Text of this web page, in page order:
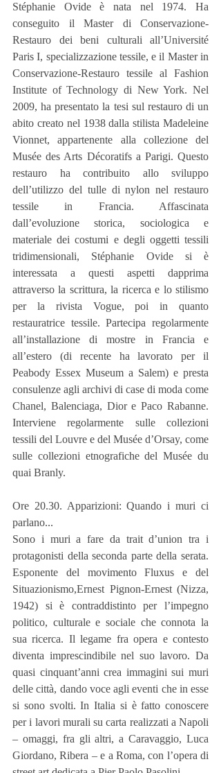
Stéphanie Ovide è nata nel 1974. Ha
conseguito il Master di Conservazione-
Restauro dei beni culturali all’Université
Paris I, specializzazione tessile, e il Master in
Conservazione-Restauro tessile al Fashion
Institute of Technology di New York. Nel
2009, ha presentato la tesi sul restauro di un
abito creato nel 1938 dalla stilista Madeleine
Vionnet, appartenente alla collezione del
Musée des Arts Décoratifs a Parigi. Questo
restauro ha contribuito allo sviluppo
dell’utilizzo del tulle di nylon nel restauro
tessile in Francia. Affascinata
dall’evoluzione storica, sociologica e
materiale dei costumi e degli oggetti tessili
tridimensionali, Stéphanie Ovide si è
interessata a questi aspetti dapprima
attraverso la scrittura, la ricerca e lo stilismo
per la rivista Vogue, poi in quanto
restauratrice tessile. Partecipa regolarmente
all’installazione di mostre in Francia e
all’estero (di recente ha lavorato per il
Peabody Essex Museum a Salem) e presta
consulenze agli archivi di case di moda come
Chanel, Balenciaga, Dior e Paco Rabanne.
Interviene regolarmente sulle collezioni
tessili del Louvre e del Musée d’Orsay, come
sulle collezioni etnografiche del Musée du
quai Branly.
Ore 20.30. Apparizioni: Quando i muri ci
parlano...
Sono i muri a fare da trait d’union tra i
protagonisti della seconda parte della serata.
Esponente del movimento Fluxus e del
Situazionismo,Ernest Pignon-Ernest (Nizza,
1942) si è contraddistinto per l’impegno
politico, culturale e sociale che connota la
sua ricerca. Il legame fra opera e contesto
diventa imprescindibile nel suo lavoro. Da
quasi cinquant’anni crea immagini sui muri
delle città, dando voce agli eventi che in esse
si sono svolti. In Italia si è fatto conoscere
per i lavori murali su carta realizzati a Napoli
– omaggi, fra gli altri, a Caravaggio, Luca
Giordano, Ribera – e a Roma, con l’opera di